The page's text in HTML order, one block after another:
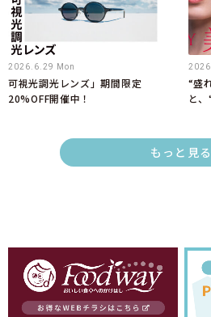
2026.6.29 Mon
可視光調光レンズ」期間限定
20%OFF開催中！
“盛
と
もっと見る